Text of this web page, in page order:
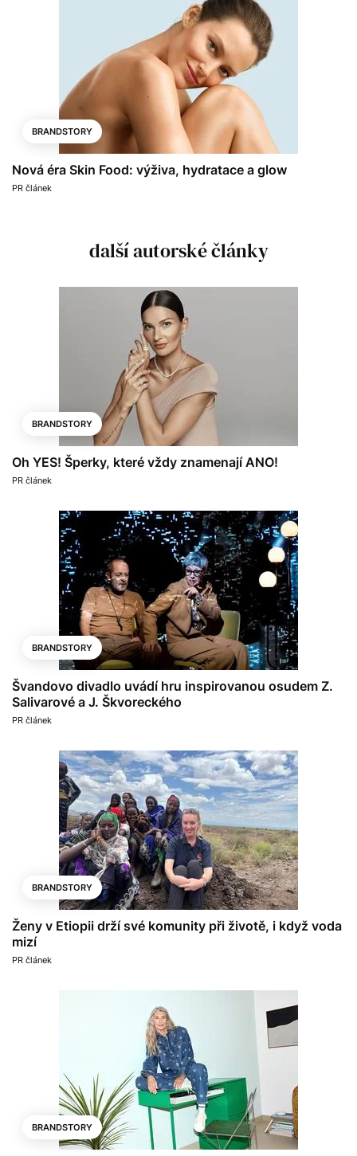
BRANDSTORY
Nová éra Skin Food: výživa, hydratace a glow
PR článek
další autorské články
BRANDSTORY
Oh YES! Šperky, které vždy znamenají ANO!
PR článek
BRANDSTORY
Švandovo divadlo uvádí hru inspirovanou osudem Z.
Salivarové a J. Škvoreckého
PR článek
BRANDSTORY
Ženy v Etiopii drží své komunity při životě, i když voda
mizí
PR článek
BRANDSTORY